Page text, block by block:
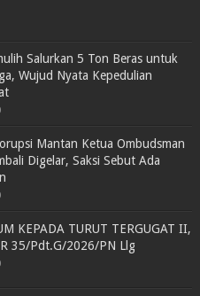
Salurkan 5 Ton Beras untuk
Wujud Nyata Kepedulian
Mantan Ketua Ombudsman
Digelar, Saksi Sebut Ada
KEPADA TURUT TERGUGAT II,
35/Pdt.G/2026/PN Llg